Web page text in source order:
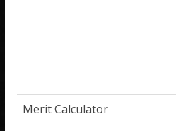
Merit Calculator